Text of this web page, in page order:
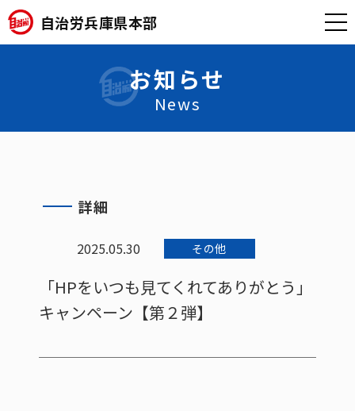
自治労兵庫県本部
お知らせ
News
詳細
2025.05.30 その他
「HPをいつも見てくれてありがとう」
キャンペーン【第２弾】